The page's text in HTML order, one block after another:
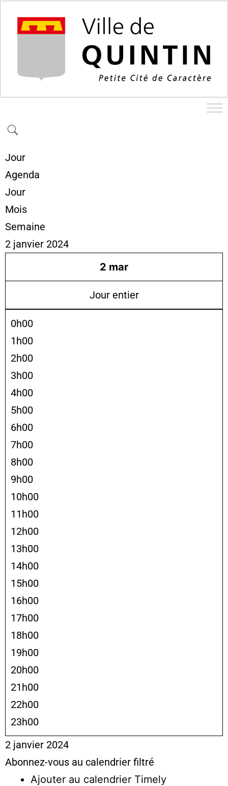
Jour
Agenda
Jour
Mois
Semaine
2 janvier 2024
2 mar
Jour entier
0h00
1h00
2h00
3h00
4h00
5h00
6h00
7h00
8h00
9h00
10h00
11h00
12h00
13h00
14h00
15h00
16h00
17h00
18h00
19h00
20h00
21h00
22h00
23h00
2 janvier 2024
Abonnez-vous au calendrier filtré
Ajouter au calendrier Timely